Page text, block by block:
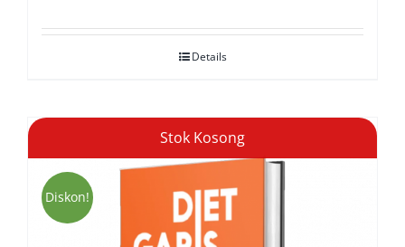
was:
is:
Rp199.000.
Details
Stok Kosong
Diskon!